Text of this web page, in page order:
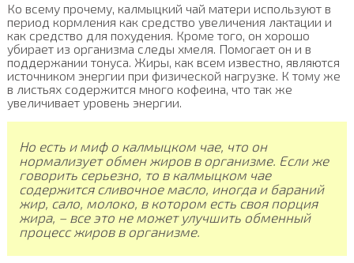
Ко всему прочему, калмыцкий чай матери используют в
период кормления как средство увеличения лактации и
как средство для похудения. Кроме того, он хорошо
убирает из организма следы хмеля. Помогает он и в
поддержании тонуса. Жиры, как всем известно, являются
источником энергии при физической нагрузке. К тому же
в листьях содержится много кофеина, что так же
увеличивает уровень энергии.
Но есть и миф о калмыцком чае, что он
нормализует обмен жиров в организме. Если же
говорить серьезно, то в калмыцком чае
содержится сливочное масло, иногда и бараний
жир, сало, молоко, в котором есть своя порция
жира, – все это не может улучшить обменный
процесс жиров в организме.